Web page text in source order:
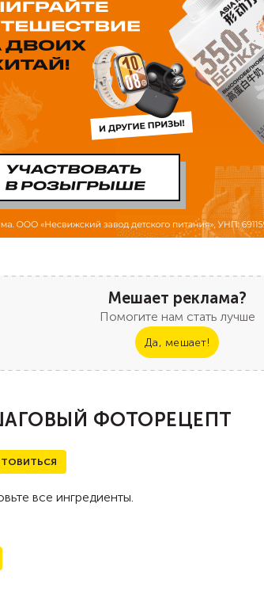
Мешает реклама?
Помогите нам стать лучше
Да, мешает!
ФОТОРЕЦЕПТ
все ингредиенты.